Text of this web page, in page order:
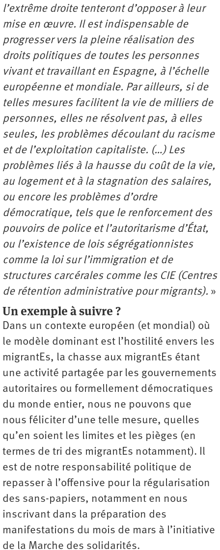
l’extrême droite tenteront d’opposer à leur
mise en œuvre. Il est indispensable de
progresser vers la pleine réalisation des
droits politiques de toutes les personnes
vivant et travaillant en Espagne, à l’échelle
européenne et mondiale. Par ailleurs, si de
telles mesures facilitent la vie de milliers de
personnes, elles ne résolvent pas, à elles
seules, les problèmes découlant du racisme
et de l’exploitation capitaliste. (…) Les
problèmes liés à la hausse du coût de la vie,
au logement et à la stagnation des salaires,
ou encore les problèmes d’ordre
démocratique, tels que le renforcement des
pouvoirs de police et l’autoritarisme d’État,
ou l’existence de lois ségrégationnistes
comme la loi sur l’immigration et de
structures carcérales comme les CIE (Centres
de rétention administrative pour migrants). »
Un exemple à suivre ?
Dans un contexte européen (et mondial) où
le modèle dominant est l’hostilité envers les
migrantEs, la chasse aux migrantEs étant
une activité partagée par les gouvernements
autoritaires ou formellement démocratiques
du monde entier, nous ne pouvons que
nous féliciter d’une telle mesure, quelles
qu’en soient les limites et les pièges (en
termes de tri des migrantEs notamment). Il
est de notre responsabilité politique de
repasser à l’offensive pour la régularisation
des sans-papiers, notamment en nous
inscrivant dans la préparation des
manifestations du mois de mars à l’initiative
de la Marche des solidarités.